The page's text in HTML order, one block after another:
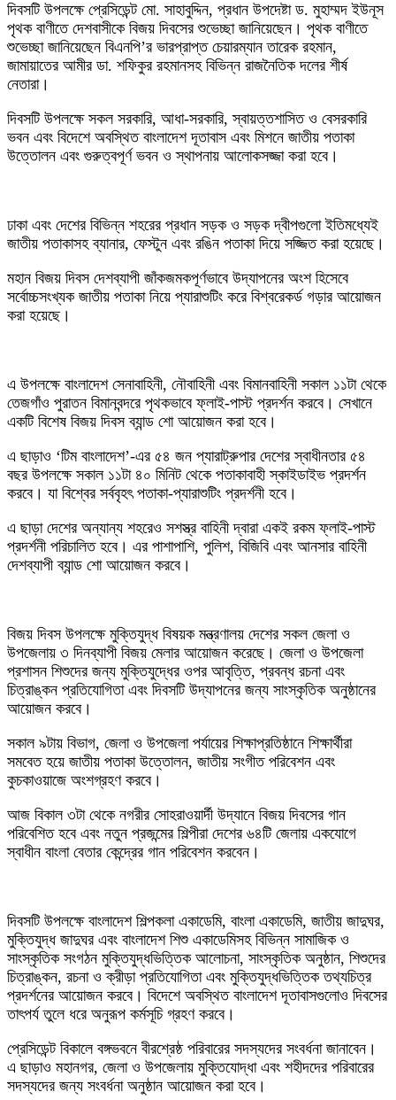
দিবসটি উপলক্ষে প্রেসিডেন্ট মো. সাহাবুদ্দিন, প্রধান উপদেষ্টা ড. মুহাম্মদ ইউনূস
পৃথক বাণীতে দেশবাসীকে বিজয় দিবসের শুভেচ্ছা জানিয়েছেন। পৃথক বাণীতে
শুভেচ্ছা জানিয়েছেন বিএনপি’র ভারপ্রাপ্ত চেয়ারম্যান তারেক রহমান,
জামায়াতের আমীর ডা. শফিকুর রহমানসহ বিভিন্ন রাজনৈতিক দলের শীর্ষ
নেতারা।
‎দিবসটি উপলক্ষে সকল সরকারি, আধা-সরকারি, স্বায়ত্তশাসিত ও বেসরকারি
ভবন এবং বিদেশে অবস্থিত বাংলাদেশ দূতাবাস এবং মিশনে জাতীয় পতাকা
উত্তোলন এবং গুরুত্বপূর্ণ ভবন ও স্থাপনায় আলোকসজ্জা করা হবে।
‎ঢাকা এবং দেশের বিভিন্ন শহরের প্রধান সড়ক ও সড়ক দ্বীপগুলো ইতিমধ্যেই
জাতীয় পতাকাসহ ব্যানার, ফেস্টুন এবং রঙিন পতাকা দিয়ে সজ্জিত করা হয়েছে।
‎মহান বিজয় দিবস দেশব্যাপী জাঁকজমকপূর্ণভাবে উদ্‌যাপনের অংশ হিসেবে
সর্বোচ্চসংখ্যক জাতীয় পতাকা নিয়ে প্যারাশুটিং করে বিশ্বরেকর্ড গড়ার আয়োজন
করা হয়েছে।
এ উপলক্ষে বাংলাদেশ সেনাবাহিনী, নৌবাহিনী এবং বিমানবাহিনী সকাল ১১টা থেকে
তেজগাঁও পুরাতন বিমানবন্দরে পৃথকভাবে ফ্লাই-পাস্ট প্রদর্শন করবে। সেখানে
একটি বিশেষ বিজয় দিবস ব্যান্ড শো আয়োজন করা হবে।
‎এ ছাড়াও ‘টিম বাংলাদেশ’-এর ৫৪ জন প্যারাট্রুপার দেশের স্বাধীনতার ৫৪
বছর উপলক্ষে সকাল ১১টা ৪০ মিনিট থেকে পতাকাবাহী স্কাইডাইভ প্রদর্শন
করবে। যা বিশ্বের সর্ববৃহৎ পতাকা-প্যারাশুটিং প্রদর্শনী হবে।
‎এ ছাড়া দেশের অন্যান্য শহরেও সশস্ত্র বাহিনী দ্বারা একই রকম ফ্লাই-পাস্ট
প্রদর্শনী পরিচালিত হবে। এর পাশাপাশি, পুলিশ, বিজিবি এবং আনসার বাহিনী
দেশব্যাপী ব্যান্ড শো আয়োজন করবে।
‎বিজয় দিবস উপলক্ষে মুক্তিযুদ্ধ বিষয়ক মন্ত্রণালয় দেশের সকল জেলা ও
উপজেলায় ৩ দিনব্যাপী বিজয় মেলার আয়োজন করেছে। জেলা ও উপজেলা
প্রশাসন শিশুদের জন্য মুক্তিযুদ্ধের ওপর আবৃত্তি, প্রবন্ধ রচনা এবং
চিত্রাঙ্কন প্রতিযোগিতা এবং দিবসটি উদ্‌যাপনের জন্য সাংস্কৃতিক অনুষ্ঠানের
আয়োজন করবে।
‎সকাল ৯টায় বিভাগ, জেলা ও উপজেলা পর্যায়ের শিক্ষাপ্রতিষ্ঠানে শিক্ষার্থীরা
সমবেত হয়ে জাতীয় পতাকা উত্তোলন, জাতীয় সংগীত পরিবেশন এবং
কুচকাওয়াজে অংশগ্রহণ করবে।
‎আজ বিকাল ৩টা থেকে নগরীর সোহরাওয়ার্দী উদ্যানে বিজয় দিবসের গান
পরিবেশিত হবে এবং নতুন প্রজন্মের শিল্পীরা দেশের ৬৪টি জেলায় একযোগে
স্বাধীন বাংলা বেতার কেন্দ্রের গান পরিবেশন করবেন।
‎দিবসটি উপলক্ষে বাংলাদেশ শিল্পকলা একাডেমি, বাংলা একাডেমি, জাতীয় জাদুঘর,
মুক্তিযুদ্ধ জাদুঘর এবং বাংলাদেশ শিশু একাডেমিসহ বিভিন্ন সামাজিক ও
সাংস্কৃতিক সংগঠন মুক্তিযুদ্ধভিত্তিক আলোচনা, সাংস্কৃতিক অনুষ্ঠান, শিশুদের
চিত্রাঙ্কন, রচনা ও ক্রীড়া প্রতিযোগিতা এবং মুক্তিযুদ্ধভিত্তিক তথ্যচিত্র
প্রদর্শনের আয়োজন করবে। বিদেশে অবস্থিত বাংলাদেশ দূতাবাসগুলোও দিবসের
তাৎপর্য তুলে ধরে অনুরূপ কর্মসূচি গ্রহণ করবে।
‎প্রেসিডেন্ট বিকালে বঙ্গভবনে বীরশ্রেষ্ঠ পরিবারের সদস্যদের সংবর্ধনা জানাবেন।
এ ছাড়াও মহানগর, জেলা ও উপজেলায় মুক্তিযোদ্ধা এবং শহীদদের পরিবারের
সদস্যদের জন্য সংবর্ধনা অনুষ্ঠান আয়োজন করা হবে।